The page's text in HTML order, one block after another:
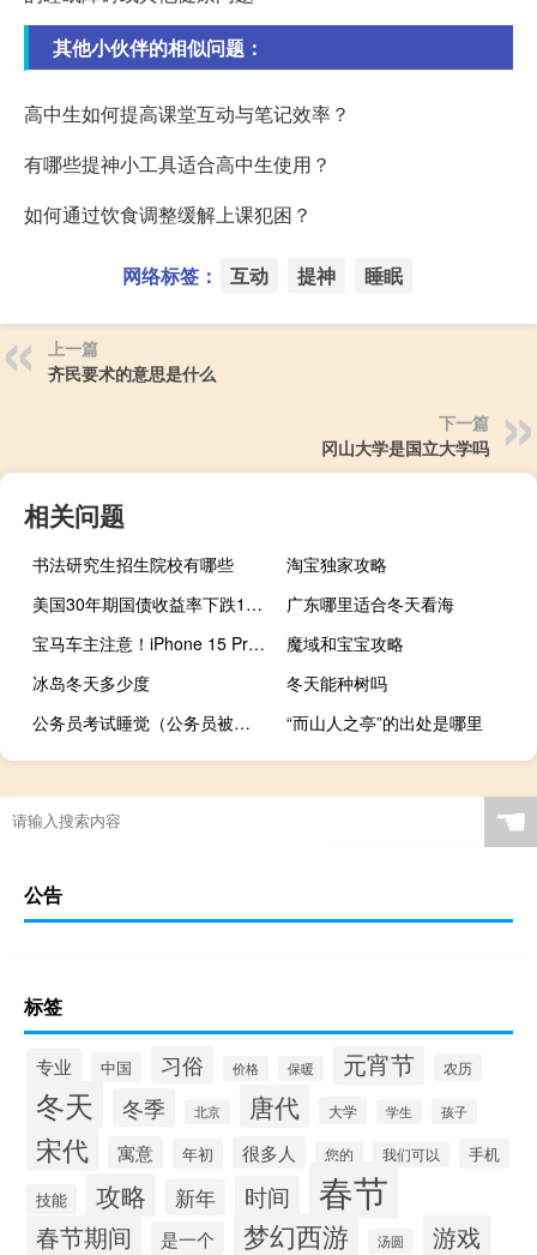
其他小伙伴的相似问题：
高中生如何提高课堂互动与笔记效率？
有哪些提神小工具适合高中生使用？
如何通过饮食调整缓解上课犯困？
网络标签： 互动 提神 睡眠
上一篇
齐民要术的意思是什么
下一篇
冈山大学是国立大学吗
相关问题
书法研究生招生院校有哪些
淘宝独家攻略
美国30年期国债收益率下跌10个基点刷新日低
广东哪里适合冬天看海
宝马车主注意！iPhone 15 Pro不要用无线充电板 会翻车
魔域和宝宝攻略
冰岛冬天多少度
冬天能种树吗
公务员考试睡觉（公务员被领导睡的很多）
“而山人之亭”的出处是哪里
☚
公告
标签
专业 中国 习俗 价格 保暖 元宵节 农历
冬天 冬季 北京 唐代 大学 学生 孩子
宋代 寓意 年初 很多人 您的 我们可以
手机
技能
攻略 新年 时间 春节
春节期间 是一个 梦幻西游 汤圆 游戏